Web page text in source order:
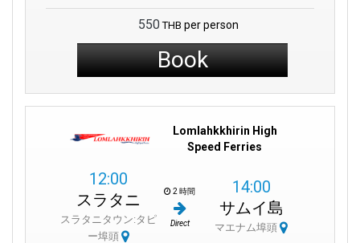
550 THB per person
Book
Lomlahkkhirin High
Speed Ferries
12:00
スラタニ
スラタニタウン:タピ
ー埠頭
2 時間
Direct
14:00
サムイ島
マエナム埠頭